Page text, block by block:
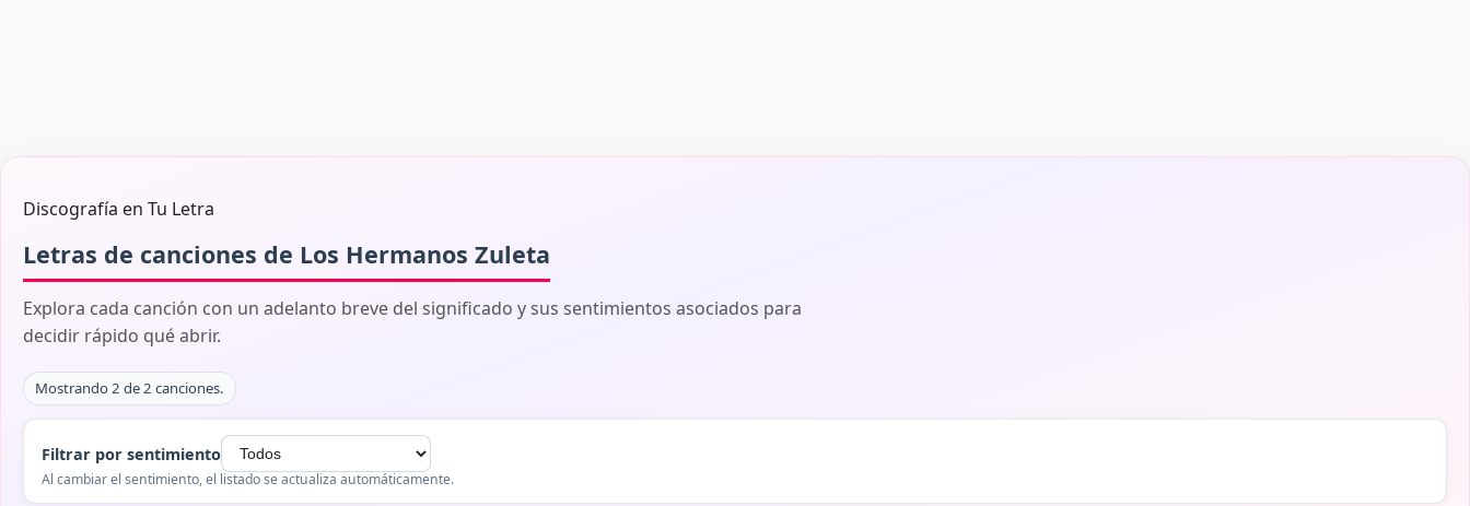
Discografía en Tu Letra
Letras de canciones de Los Hermanos Zuleta
Explora cada canción con un adelanto breve del significado y sus sentimientos asociados para
decidir rápido qué abrir.
Mostrando 2 de 2 canciones.
Filtrar por sentimiento
Al cambiar el sentimiento, el listado se actualiza automáticamente.